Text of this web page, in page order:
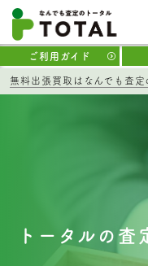
ご利用ガイド
無料出張買取はなんでも査定
トータルの査